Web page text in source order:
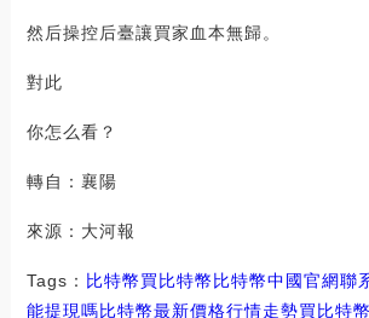
然后操控后臺讓買家血本無歸。
對此
你怎么看？
轉自：襄陽
來源：大河報
Tags： 比特幣買比特幣比特幣中國官網聯
能提現嗎比特幣最新價格行情走勢買比特